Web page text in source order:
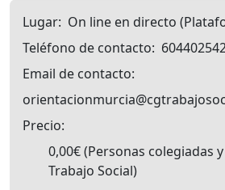
Lugar On line en directo
Teléfono de contacto
Email de contacto
Precio
0,00€ Personas colegiadas
Trabajo Social